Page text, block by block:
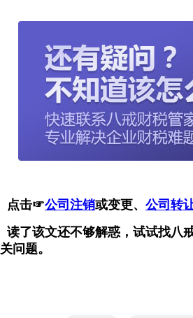
点击☞公司注销或变更、 公司转
读了该文还不够解惑，试试找八
问题。